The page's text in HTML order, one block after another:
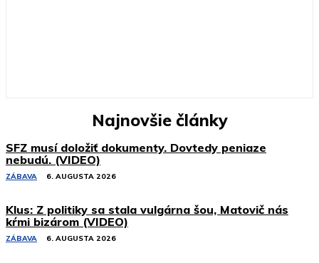
Najnovšie články
SFZ musí doložiť dokumenty. Dovtedy peniaze
nebudú. (VIDEO)
ZÁBAVA 6. AUGUSTA 2026
Klus: Z politiky sa stala vulgárna šou, Matovič nás
kŕmi bizárom (VIDEO)
ZÁBAVA 6. AUGUSTA 2026